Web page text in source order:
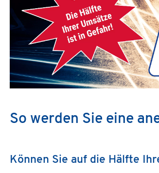
So werden Sie eine
Können Sie auf die Hälfte